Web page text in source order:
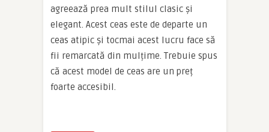
agreează prea mult stilul clasic și
elegant. Acest ceas este de departe un
ceas atipic și tocmai acest lucru face să
fii remarcată din mulțime. Trebuie spus
că acest model de ceas are un preț
foarte accesibil.